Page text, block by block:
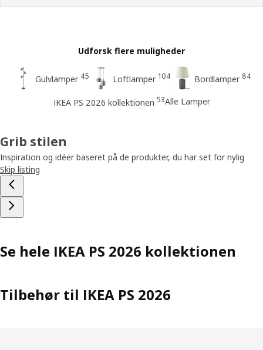
Udforsk flere muligheder
Gulvlamper 45 Loftlamper 104 Bordlamper 84
IKEA PS 2026 kollektionen 53Alle Lamper
Grib stilen
Inspiration og idéer baseret på de produkter, du har set for nylig
Skip listing
Se hele IKEA PS 2026 kollektionen
Tilbehør til IKEA PS 2026